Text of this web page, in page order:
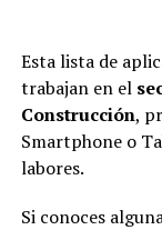
Esta lista de
trabajan en el
Construcción,
Smartphone o
labores.
Si conoces